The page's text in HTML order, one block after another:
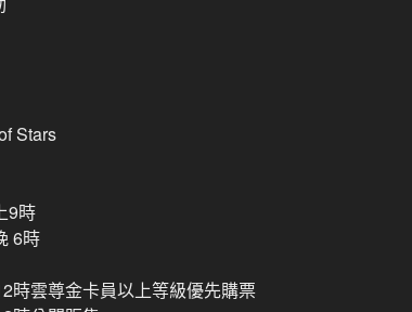
Stars
9時
6時
時雲尊金卡員以上等級優先購票